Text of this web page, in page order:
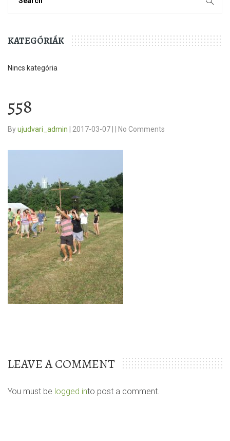
KATEGÓRIÁK
Nincs kategória
558
Byujudvari_admin 2017-03-07 No Comments
LEAVE A COMMENT
You must be logged into post a comment.